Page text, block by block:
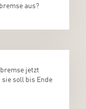
aus?
jetzt
soll bis Ende